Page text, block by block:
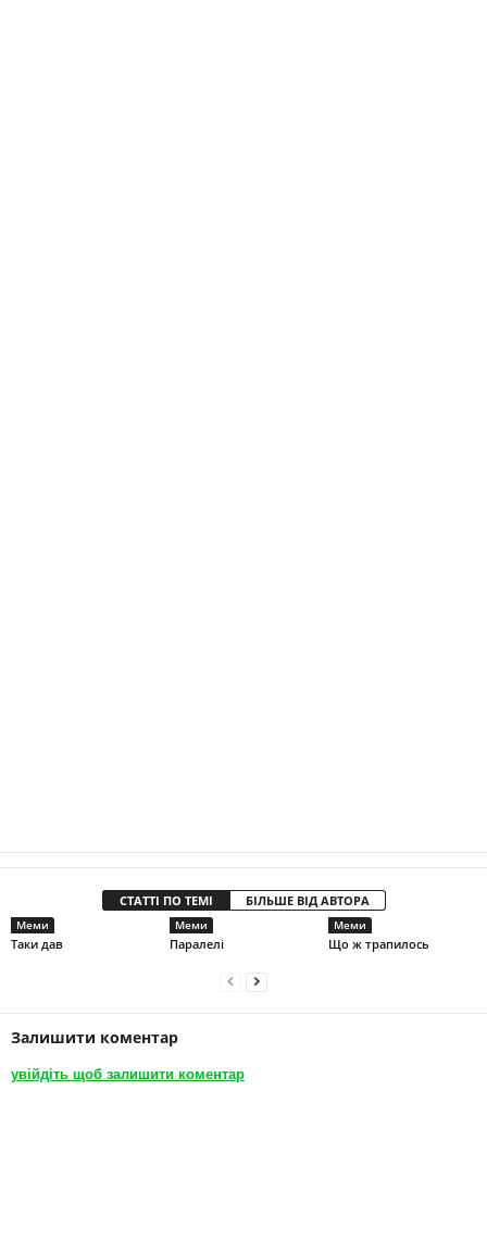
СТАТТІ ПО ТЕМІ БІЛЬШЕ ВІД АВТОРА
Меми
Таки дав
Меми
Паралелі
Меми
Що ж трапилось
Залишити коментар
увійдіть щоб залишити коментар